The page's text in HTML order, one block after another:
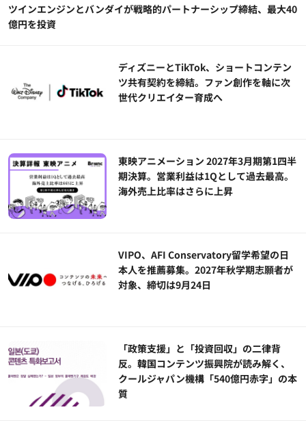
ツインエンジンとバンダイが戦略的パートナーシップ締結、最大40
億円を投資
ディズニーとTikTok、ショートコンテン
ツ共有契約を締結。ファン創作を軸に次
世代クリエイター育成へ
東映アニメーション 2027年3月期第1四半
期決算。営業利益は1Qとして過去最高。
海外売上比率はさらに上昇
VIPO、AFI Conservatory留学希望の日
本人を推薦募集。2027年秋学期志願者が
対象、締切は9月24日
「政策支援」と「投資回収」の二律背
反。韓国コンテンツ振興院が読み解く、
クールジャパン機構「540億円赤字」の本
質